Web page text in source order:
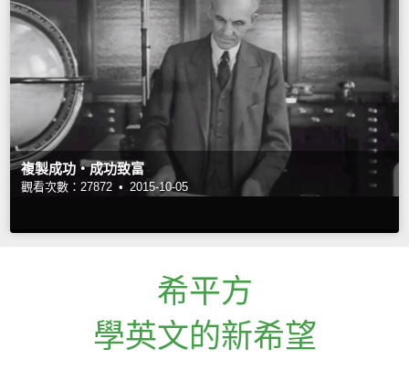
複製成功‧成功致富
觀看次數：27872 • 2015-10-05
希平方
學英文的新希望